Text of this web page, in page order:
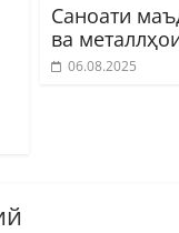
Саноати
ва
06.08.2025